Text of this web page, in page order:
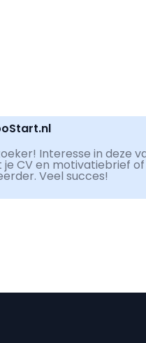
Interesse in deze
je CV en motivatiebrief
Veel succes!